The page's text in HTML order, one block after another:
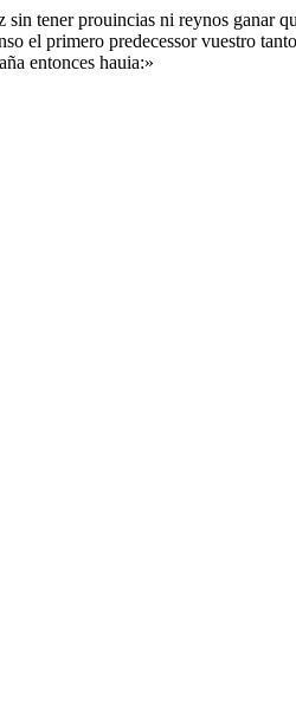
tener prouincias ni reynos ganar
el primero predecessor vuestro
entonces hauia:»